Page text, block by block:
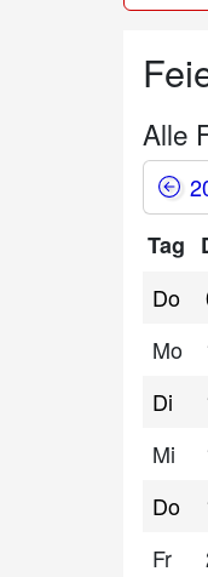
Alle
Tag
Do
Mo
Di
Mi
Do
Fr